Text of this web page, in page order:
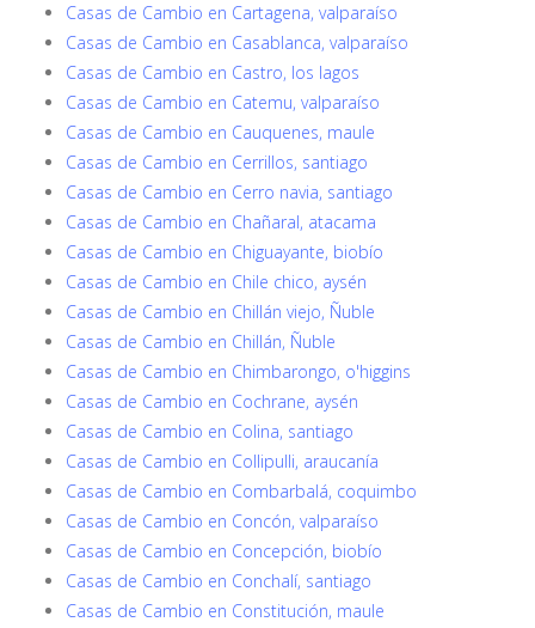
Casas de Cambio en Cartagena, valparaíso
Casas de Cambio en Casablanca, valparaíso
Casas de Cambio en Castro, los lagos
Casas de Cambio en Catemu, valparaíso
Casas de Cambio en Cauquenes, maule
Casas de Cambio en Cerrillos, santiago
Casas de Cambio en Cerro navia, santiago
Casas de Cambio en Chañaral, atacama
Casas de Cambio en Chiguayante, biobío
Casas de Cambio en Chile chico, aysén
Casas de Cambio en Chillán viejo, Ñuble
Casas de Cambio en Chillán, Ñuble
Casas de Cambio en Chimbarongo, o'higgins
Casas de Cambio en Cochrane, aysén
Casas de Cambio en Colina, santiago
Casas de Cambio en Collipulli, araucanía
Casas de Cambio en Combarbalá, coquimbo
Casas de Cambio en Concón, valparaíso
Casas de Cambio en Concepción, biobío
Casas de Cambio en Conchalí, santiago
Casas de Cambio en Constitución, maule